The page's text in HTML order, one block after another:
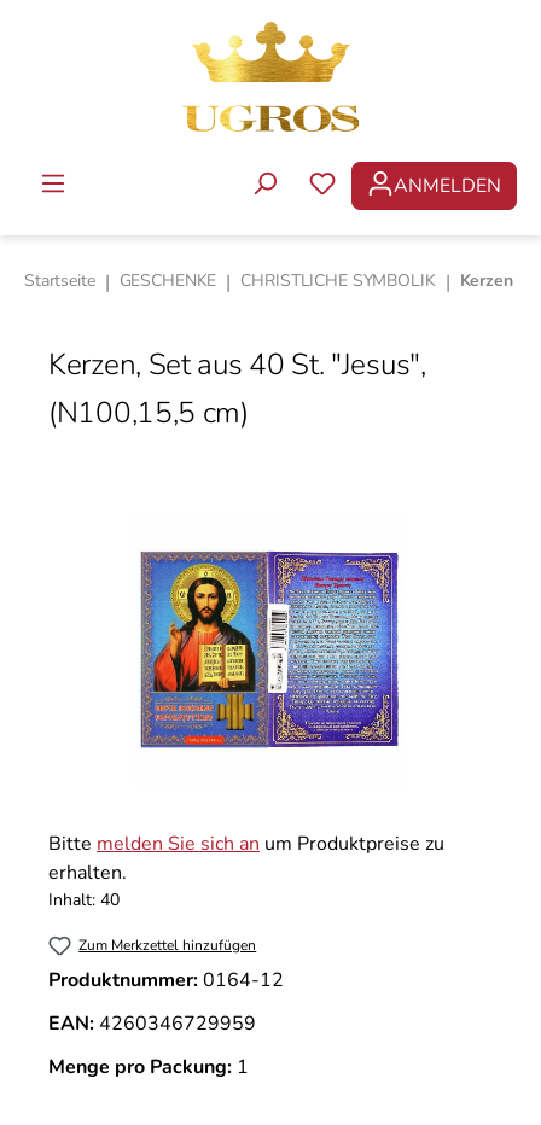
DU HAST 0
ANMELDEN
Startseite | GESCHENKE | CHRISTLICHE SYMBOLIK | Kerzen
Kerzen, Set aus 40 St. "Jesus",
(N100,15,5 cm)
Bitte melden Sie sich an um Produktpreise zu
erhalten.
Inhalt: 40
Zum Merkzettel hinzufügen
Produktnummer:0164-12
EAN:4260346729959
Menge pro Packung: 1